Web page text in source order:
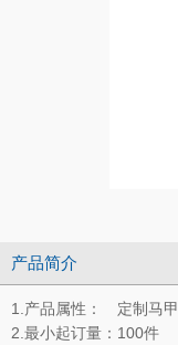
产品简介
1.产品属性： 定制马甲
2.最小起订量：100件